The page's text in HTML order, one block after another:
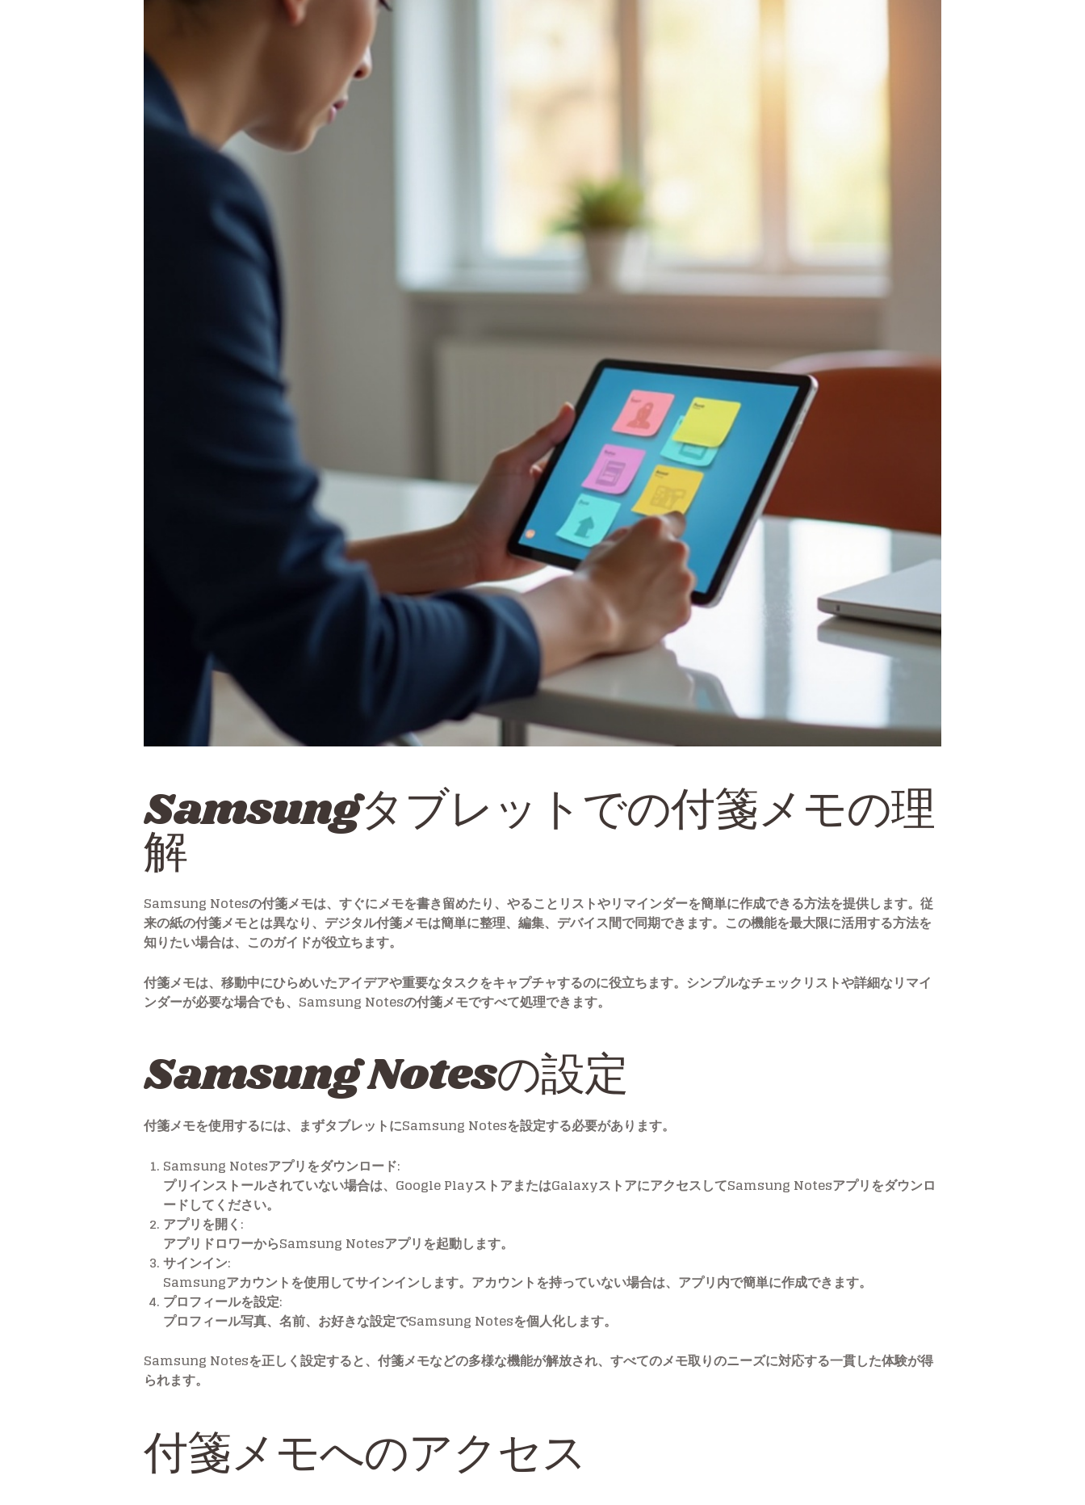
Samsungタブレットでの付箋メモの理
解
Samsung Notesの付箋メモは、すぐにメモを書き留めたり、やることリストやリマインダーを簡単に作成できる方法を提供します。従
来の紙の付箋メモとは異なり、デジタル付箋メモは簡単に整理、編集、デバイス間で同期できます。この機能を最大限に活用する方法を
知りたい場合は、このガイドが役立ちます。
付箋メモは、移動中にひらめいたアイデアや重要なタスクをキャプチャするのに役立ちます。シンプルなチェックリストや詳細なリマイ
ンダーが必要な場合でも、Samsung Notesの付箋メモですべて処理できます。
Samsung Notesの設定
付箋メモを使用するには、まずタブレットにSamsung Notesを設定する必要があります。
Samsung Notesアプリをダウンロード:
プリインストールされていない場合は、Google PlayストアまたはGalaxyストアにアクセスしてSamsung Notesアプリをダウンロ
ードしてください。
アプリを開く:
アプリドロワーからSamsung Notesアプリを起動します。
サインイン:
Samsungアカウントを使用してサインインします。アカウントを持っていない場合は、アプリ内で簡単に作成できます。
プロフィールを設定:
プロフィール写真、名前、お好きな設定でSamsung Notesを個人化します。
Samsung Notesを正しく設定すると、付箋メモなどの多様な機能が解放され、すべてのメモ取りのニーズに対応する一貫した体験が得
られます。
付箋メモへのアクセス